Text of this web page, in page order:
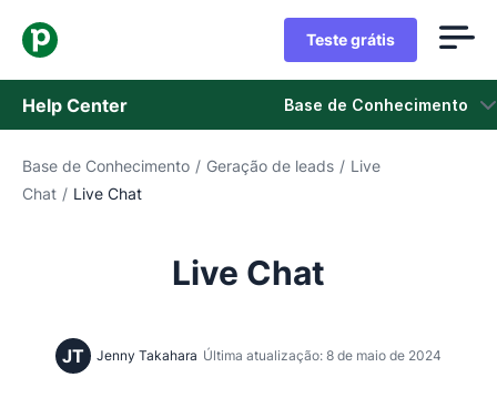
Teste grátis
Help Center Base de Conhecimento
Base de Conhecimento
Base de Conhecimento / Geração de leads / Live
Chat / Live Chat
Live Chat
JT Jenny Takahara Última atualização: 8 de maio de 2024